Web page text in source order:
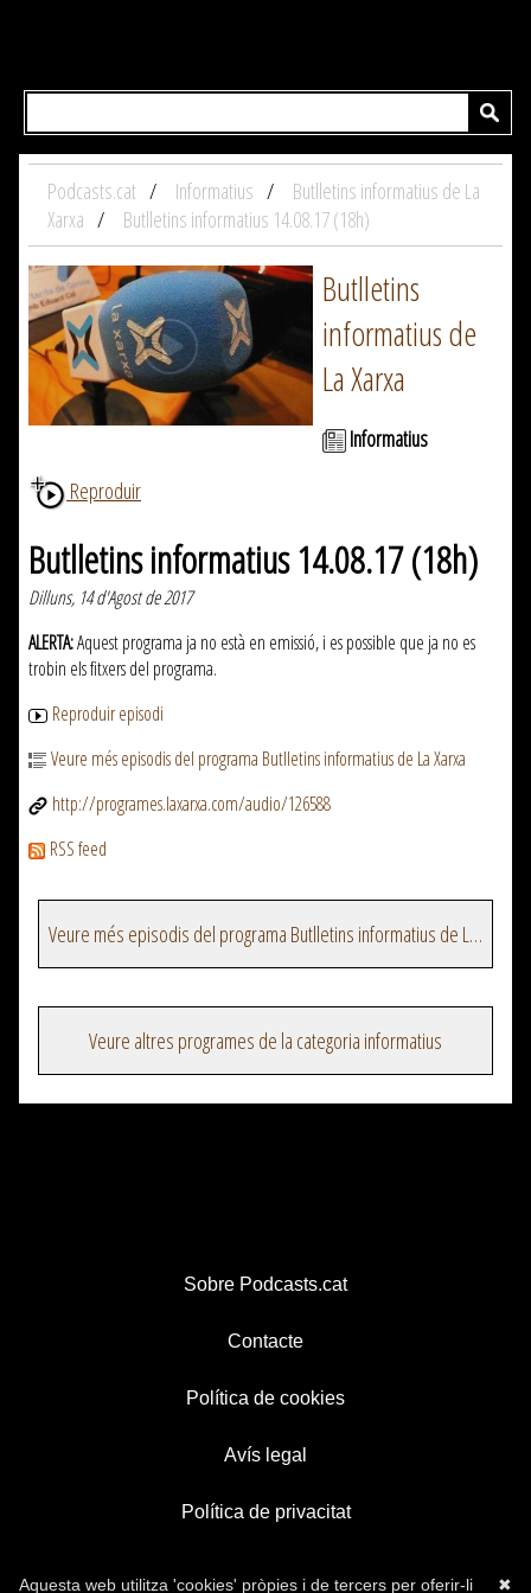
Podcasts.cat Informatius
Butlletins informatius de La
Xarxa
Butlletins informatius 14.08.17 (18h)
Butlletins
informatius de
La Xarxa
Informatius
Reproduir
Butlletins informatius 14.08.17 (18h)
Dilluns, 14 d'Agost de 2017
ALERTA:Aquest programa ja no està en emissió, i es possible que ja no es
trobin els fitxers del programa.
Reproduir episodi
Veure més episodis del programa Butlletins informatius de La Xarxa
http://programes.laxarxa.com/audio/126588
RSS feed
Veure més episodis del programa Butlletins informatius de La Xarxa
Veure altres programes de la categoria informatius
Sobre Podcasts.cat
Contacte
Política de cookies
Avís legal
Política de privacitat
✖
Aquesta web utilitza 'cookies' pròpies i de tercers per oferir-li